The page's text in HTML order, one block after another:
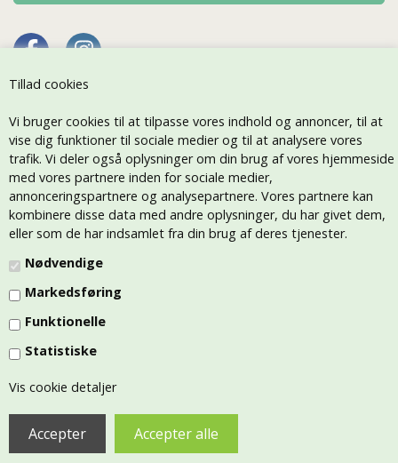
Tillad cookies
Vi bruger cookies til at tilpasse vores indhold og annoncer, til at
vise dig funktioner til sociale medier og til at analysere vores
trafik. Vi deler også oplysninger om din brug af vores hjemmeside
med vores partnere inden for sociale medier,
annonceringspartnere og analysepartnere. Vores partnere kan
kombinere disse data med andre oplysninger, du har givet dem,
eller som de har indsamlet fra din brug af deres tjenester.
Nødvendige
Markedsføring
Funktionelle
Statistiske
Vis cookie detaljer